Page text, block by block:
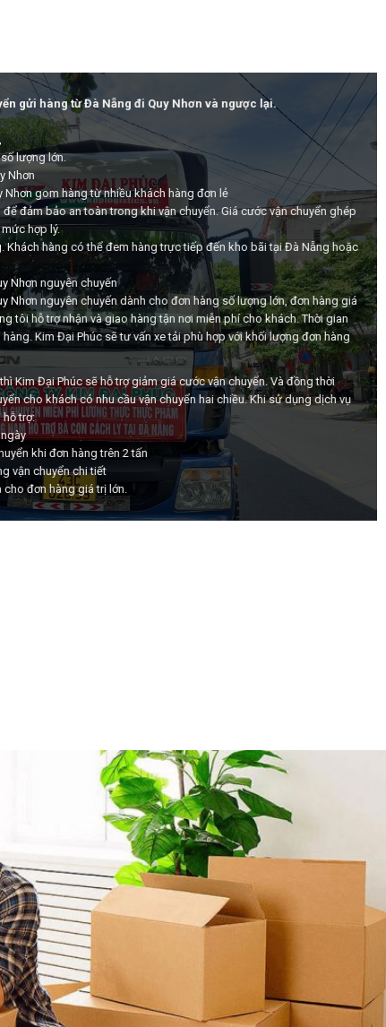
gửi hàng từ Đà Nẵng đi Quy Nhơn và ngược lại.
lượng lớn.
Nhơn
Nhơn gom hàng từ nhiều khách hàng đơn lẻ
đảm bảo an toàn trong khi vận chuyển. Giá cước vận chuyển ghép
hợp lý.
Khách hàng có thể đem hàng trực tiếp đến kho bãi tại Đà Nẵng hoặc
Nhơn nguyên chuyến
Nhơn nguyên chuyến dành cho đơn hàng số lượng lớn, đơn hàng giá
tôi hỗ trợ nhận và giao hàng tận nơi miễn phí cho khách. Thời gian
Kim Đại Phúc sẽ tư vấn xe tải phù hợp với khối lượng đơn hàng
Kim Đại Phúc sẽ hỗ trợ giảm giá cước vận chuyển. Và đồng thời
cho khách có nhu cầu vận chuyển hai chiều. Khi sử dụng dịch vụ
hỗ trợ:
khi đơn hàng trên 2 tấn
vận chuyển chi tiết
cho đơn hàng giá trị lớn.